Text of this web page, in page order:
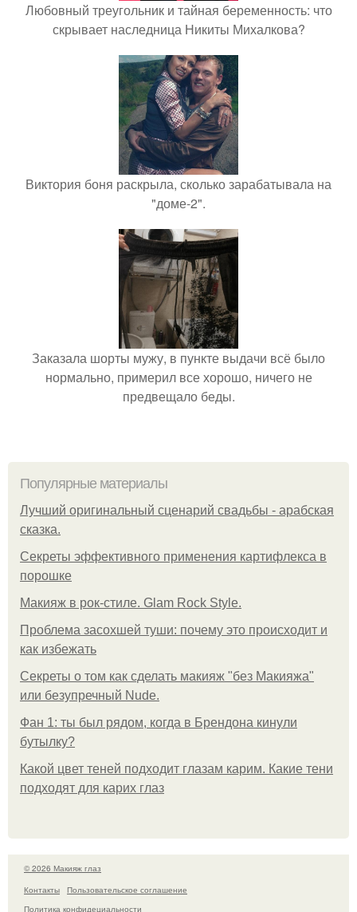
Любовный треугольник и тайная беременность: что
скрывает наследница Никиты Михалкова?
Виктория боня раскрыла, сколько зарабатывала на
"доме-2".
Заказала шорты мужу, в пункте выдачи всё было
нормально, примерил все хорошо, ничего не
предвещало беды.
Популярные материалы
Лучший оригинальный сценарий свадьбы - арабская
сказка.
Секреты эффективного применения картифлекса в
порошке
Макияж в рок-стиле. Glam Rock Style.
Проблема засохшей туши: почему это происходит и
как избежать
Секреты о том как сделать макияж "без Макияжа"
или безупречный Nude.
Фан 1: ты был рядом, когда в Брендона кинули
бутылку?
Какой цвет теней подходит глазам карим. Какие тени
подходят для карих глаз
© 2026 Макияж глаз
Контакты
Пользовательское соглашение
Политика конфидециальности